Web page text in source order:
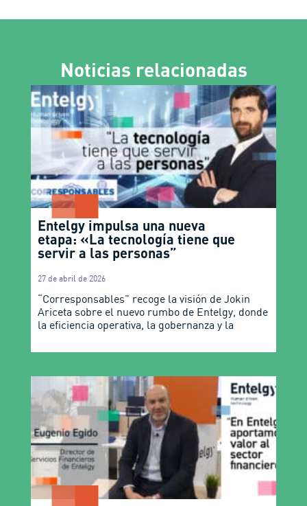
Noticias relacionadas
Entelgy impulsa una nueva
etapa: «La tecnología tiene que
servir a las personas”
27 de abril de 2026
“Corresponsables” recoge la visión de Jokin
Ariceta sobre el nuevo rumbo de Entelgy, donde
la eficiencia operativa, la gobernanza y la